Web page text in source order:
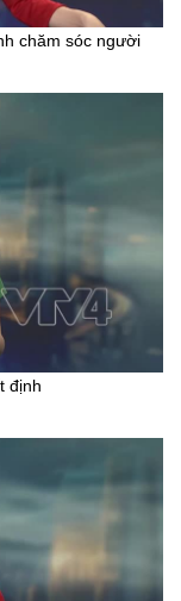
chăm sóc người
định